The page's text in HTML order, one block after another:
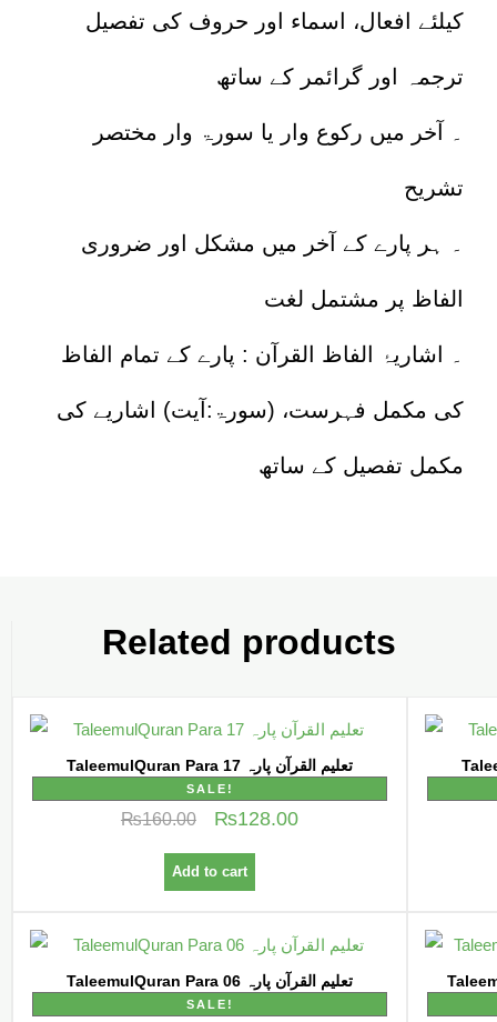
کیلئے افعال، اسماء اور حروف کی تفصیل
ترجمہ اور گرائمر کے ساتھ
۔ آخر میں رکوع وار یا سورۃ وار مختصر
تشریح
۔ ہر پارے کے آخر میں مشکل اور ضروری
الفاظ پر مشتمل لغت
۔ اشاریۂ الفاظ القرآن : پارے کے تمام الفاظ
کی مکمل فہرست، (سورۃ:آیت) اشاریے کی
مکمل تفصیل کے ساتھ
Related products
TaleemulQuran Para 17 تعلیم القرآن پارہ
SALE!
₨160.00 ₨128.00
Add to cart
TaleemulQuran Para 06 تعلیم القرآن پارہ
SALE!